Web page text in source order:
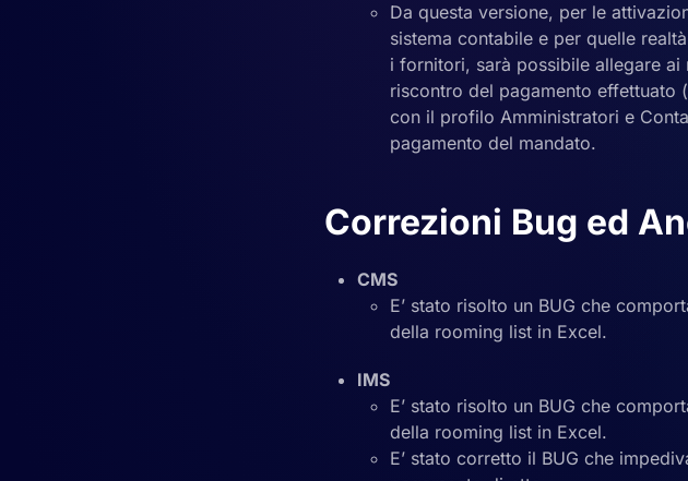
Da questa versione, per le
sistema contabile e per quelle
i fornitori, sarà possibile allegare
riscontro del pagamento effettuato
con il profilo Amministratori e
pagamento del mandato.
Correzioni Bug ed
CMS
E’ stato risolto un BUG che
della rooming list in Excel.
IMS
E’ stato risolto un BUG che
della rooming list in Excel.
E’ stato corretto il BUG che